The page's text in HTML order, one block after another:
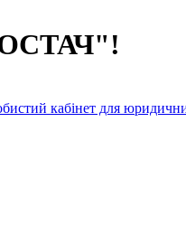
!
кабінет для